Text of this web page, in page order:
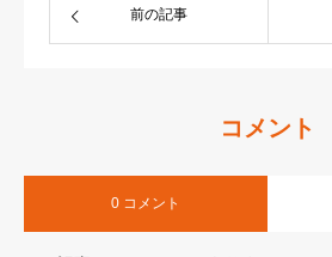
前の記事
コメント
0 コメント